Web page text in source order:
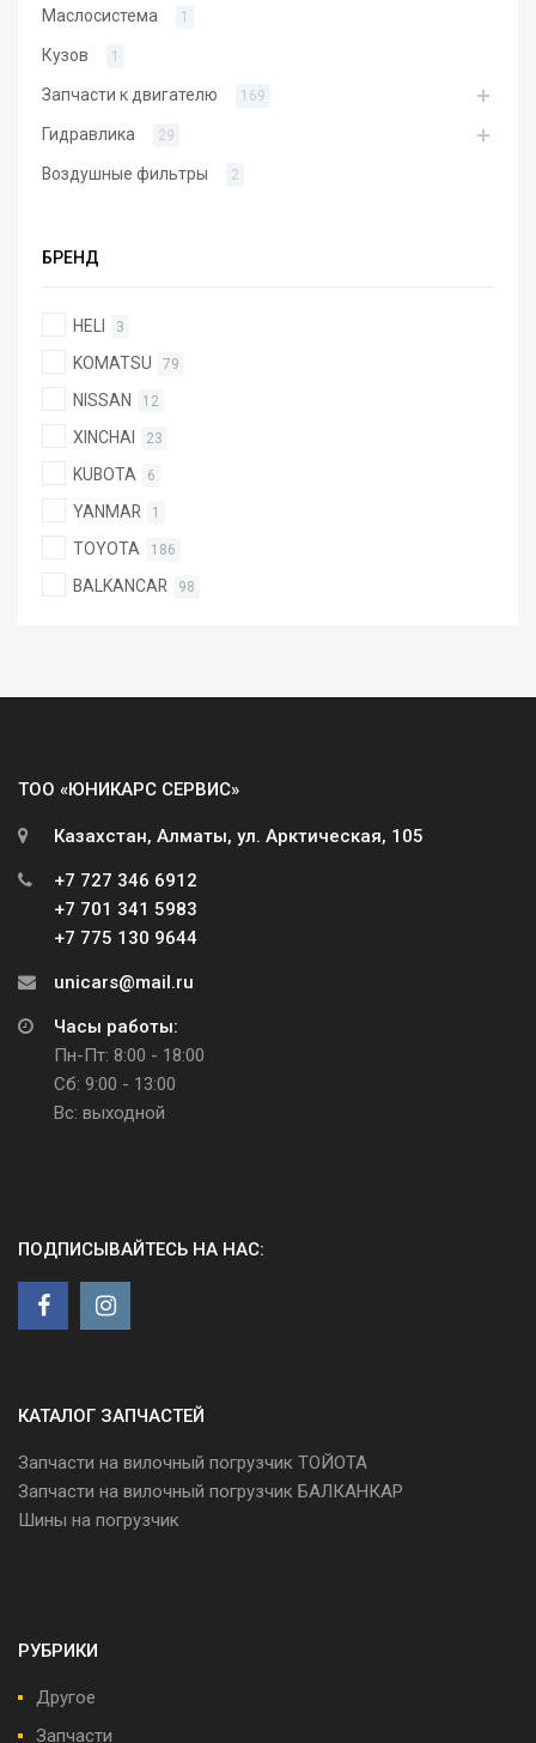
Маслосистема 1
Кузов 1
Запчасти к двигателю 169
Гидравлика 29
Воздушные фильтры 2
БРЕНД
HELI 3
KOMATSU 79
NISSAN 12
XINCHAI 23
KUBOTA 6
YANMAR 1
TOYOTA 186
BALKANCAR 98
ТОО «ЮНИКАРС СЕРВИС»
Казахстан, Алматы, ул. Арктическая, 105
+7 727 346 6912
+7 701 341 5983
+7 775 130 9644
unicars@mail.ru
Часы работы:
Пн-Пт: 8:00 - 18:00
Сб: 9:00 - 13:00
Вс: выходной
ПОДПИСЫВАЙТЕСЬ НА НАС:
КАТАЛОГ ЗАПЧАСТЕЙ
Запчасти на вилочный погрузчик ТОЙОТА
Запчасти на вилочный погрузчик БАЛКАНКАР
Шины на погрузчик
РУБРИКИ
Другое
Запчасти